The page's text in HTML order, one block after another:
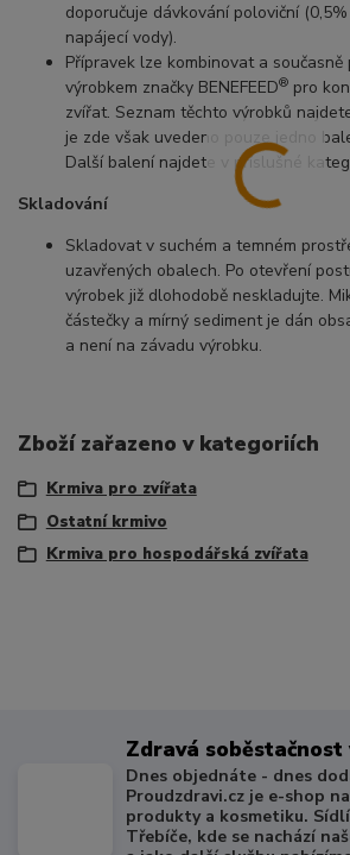
doporučuje dávkování poloviční
napájecí vody).
Přípravek lze kombinovat a
výrobkem značky BENEFEED® pro
zvířat. Seznam těchto výrobků
je zde však uvedeno pouze jedno
Další balení najdete v příslušné
Skladování
Skladovat v suchém a temném
uzavřených obalech. Po otevření
výrobek již dlohodobě neskladujte.
částečky a mírný sediment je dán
a není na závadu výrobku.
Zboží zařazeno v kategoriích
Krmiva pro zvířata
Ostatní krmivo
Krmiva pro hospodářská zvířata
Zdravá soběstačnost
Dnes objednáte - dnes
Proudzdravi.cz je e-shop
produkty a kosmetiku.
Třebíče, kde se nachází